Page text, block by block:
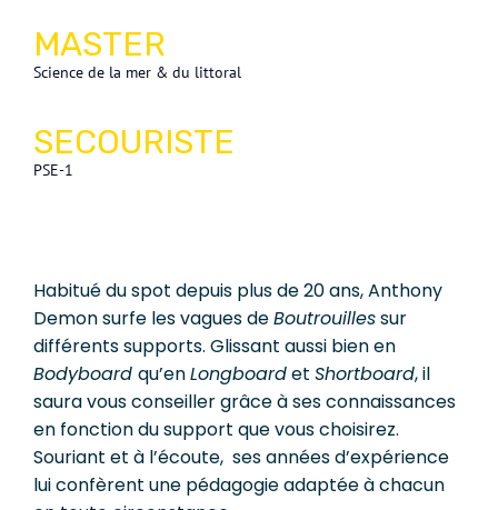
MASTER
Science de la mer & du littoral
SECOURISTE
PSE-1
Habitué du spot depuis plus de 20 ans, Anthony
Demon surfe les vagues deBoutrouillessur
différents supports. Glissant aussi bien en
Bodyboard qu’enLongboardet Shortboard, il
saura vous conseiller grâce à ses connaissances
en fonction du support que vous choisirez.
Souriant et à l’écoute, ses années d’expérience
lui confèrent une pédagogie adaptée à chacun